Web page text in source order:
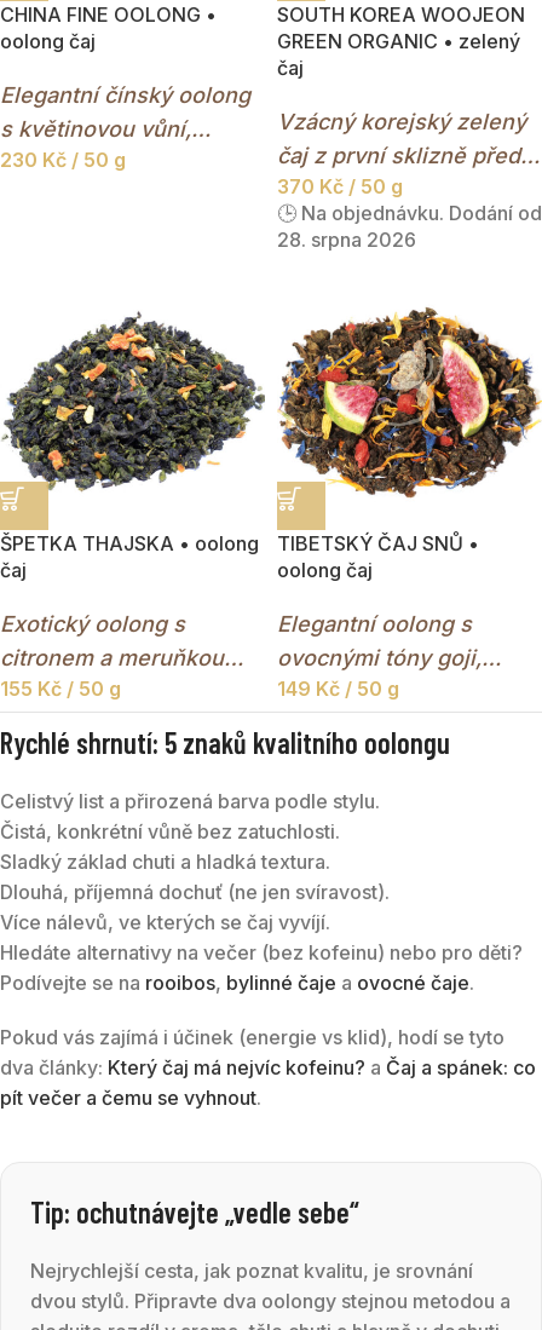
CHINA FINE OOLONG •
oolong čaj
Elegantní čínský oolong
s květinovou vůní,
zlatavým nálevem a
hloubkou čajů černých.
230 Kč / 50 g
SOUTH KOREA WOOJEON
GREEN ORGANIC • zelený
čaj
Vzácný korejský zelený
čaj z první sklizně před
jarními dešti.
370 Kč / 50 g
🕒 Na objednávku. Dodání od
28. srpna 2026
ŠPETKA THAJSKA • oolong
čaj
Exotický oolong s
citronem a meruňkou
inspirovaný chutěmi
155 Kč / 50 g
TIBETSKÝ ČAJ SNŮ •
oolong čaj
Elegantní oolong s
ovocnými tóny goji,
broskve a granátového
jablka.
149 Kč / 50 g
Rychlé shrnutí: 5 znaků kvalitního oolongu
Celistvý list a přirozená barva podle stylu.
Čistá, konkrétní vůně bez zatuchlosti.
Sladký základ chuti a hladká textura.
Dlouhá, příjemná dochuť (ne jen svíravost).
Více nálevů, ve kterých se čaj vyvíjí.
Hledáte alternativy na večer (bez kofeinu) nebo pro děti?
Podívejte se na rooibos, bylinné čaje a ovocné čaje.
Pokud vás zajímá i účinek (energie vs klid), hodí se tyto
dva články: Který čaj má nejvíc kofeinu? a Čaj a spánek: co
pít večer a čemu se vyhnout.
Tip: ochutnávejte „vedle sebe“
Nejrychlejší cesta, jak poznat kvalitu, je srovnání
dvou stylů. Připravte dva oolongy stejnou metodou a